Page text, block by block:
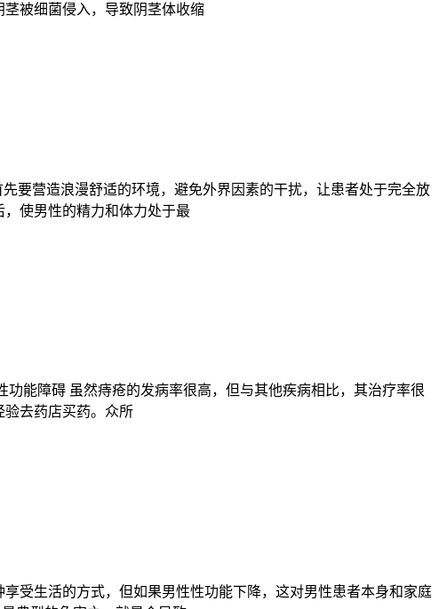
被细菌侵入，导致阴茎体收缩
要营造浪漫舒适的环境，避免外界因素的干扰，让患者处于完全放
使男性的精力和体力处于最
能障碍 虽然痔疮的发病率很高，但与其他疾病相比，其治疗率很
验去药店买药。众所
受生活的方式，但如果男性性功能下降，这对男性患者本身和家庭